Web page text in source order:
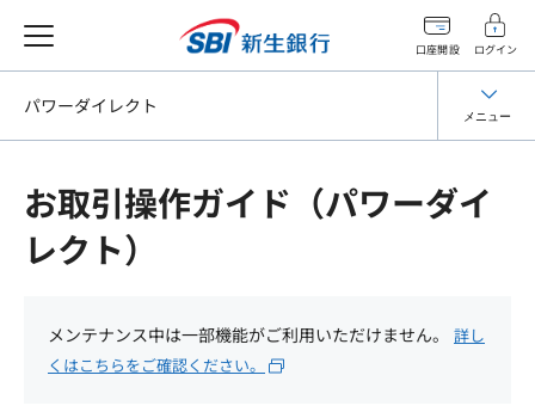
口座開設 ログイン
お取引操作ガイド（パワーダイ
レクト）
メンテナンス中は一部機能がご利用いただけません。 詳し
くはこちらをご確認ください。
パワーダイレクト メニュー